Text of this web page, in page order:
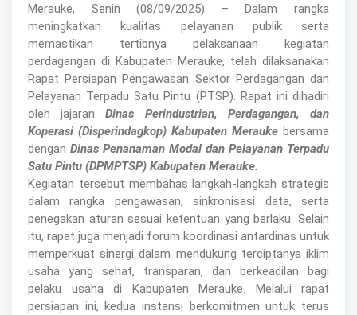
Merauke, Senin (08/09/2025) – Dalam rangka
meningkatkan kualitas pelayanan publik serta
memastikan tertibnya pelaksanaan kegiatan
perdagangan di Kabupaten Merauke, telah dilaksanakan
Rapat Persiapan Pengawasan Sektor Perdagangan dan
Pelayanan Terpadu Satu Pintu (PTSP). Rapat ini dihadiri
oleh jajaran Dinas Perindustrian, Perdagangan, dan
Koperasi (Disperindagkop) Kabupaten Merauke bersama
dengan Dinas Penanaman Modal dan Pelayanan Terpadu
Satu Pintu (DPMPTSP) Kabupaten Merauke.
Kegiatan tersebut membahas langkah-langkah strategis
dalam rangka pengawasan, sinkronisasi data, serta
penegakan aturan sesuai ketentuan yang berlaku. Selain
itu, rapat juga menjadi forum koordinasi antardinas untuk
memperkuat sinergi dalam mendukung terciptanya iklim
usaha yang sehat, transparan, dan berkeadilan bagi
pelaku usaha di Kabupaten Merauke. Melalui rapat
persiapan ini, kedua instansi berkomitmen untuk terus